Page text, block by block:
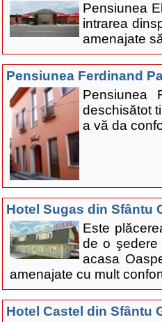
Pensiunea
intrarea
amenajate
Pensiunea Ferdinand
Pensiunea
deschisătot
a vă da
Hotel Sugas din Sfântu
Este
de o şedere
acasa
amenajate cu mult
Hotel Castel din Sfântu